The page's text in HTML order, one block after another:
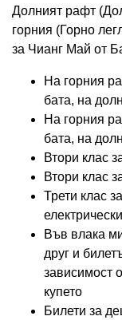
Долният рафт
горния (Горно
за Чианг Май от
На горния
бата, на
На горния
бата, на
Втори клас
Втори клас
Трети клас
Във влака
друг и
зависимост
купето
Билети за